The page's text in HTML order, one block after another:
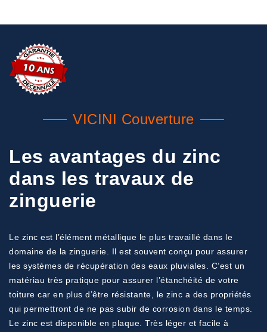
VICINI Couverture
Les avantages du zinc
dans les travaux de
zinguerie
Le zinc est l’élément métallique le plus travaillé dans le
domaine de la zinguerie. Il est souvent conçu pour assurer
les systèmes de récupération des eaux pluviales. C’est un
matériau très pratique pour assurer l’étanchéité de votre
toiture car en plus d’être résistante, le zinc a des propriétés
qui permettront de ne pas subir de corrosion dans le temps.
Le zinc est disponible en plaque. Très léger et facile à